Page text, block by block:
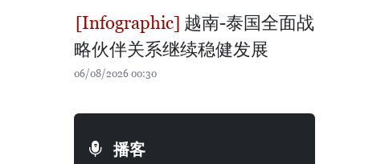
越南-泰国全面战
略伙伴关系继续稳健发展
06/08/2026 00:30
播客